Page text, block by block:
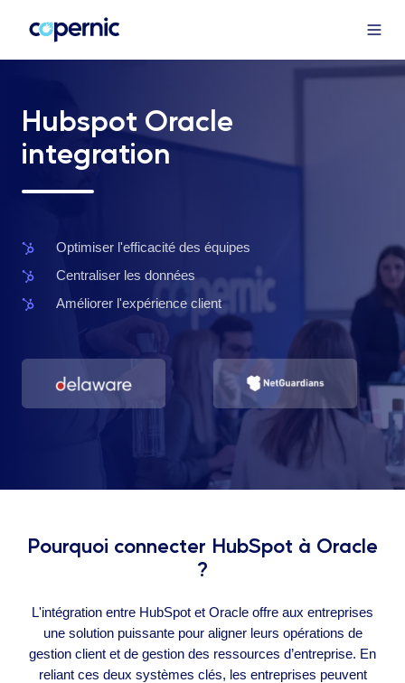
Hubspot Oracle
integration
Optimiser l'efficacité des équipes
Optimiser
l'efficacité
équipes
Centraliser les données
Centraliser
les
Améliorer l'expérience client
Améliorer
Pourquoi connecter HubSpot à Oracle
?
L'intégration entre HubSpot et Oracle offre aux entreprises
une solution puissante pour aligner leurs opérations de
gestion client et de gestion des ressources d’entreprise. En
reliant ces deux systèmes clés, les entreprises peuvent